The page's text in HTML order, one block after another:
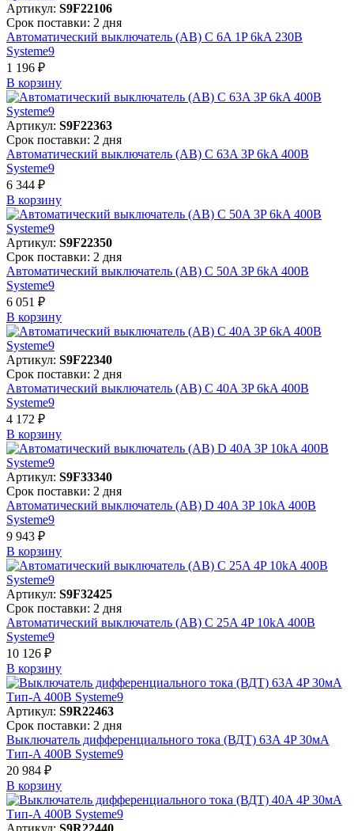
Артикул: S9F22106
Срок поставки: 2 дня
Автоматический выключатель (АВ) C 6A 1P 6kA 230В
Systeme9
1 196 ₽
В корзинy
Артикул: S9F22363
Срок поставки: 2 дня
Автоматический выключатель (АВ) C 63A 3P 6kA 400В
Systeme9
6 344 ₽
В корзинy
Артикул: S9F22350
Срок поставки: 2 дня
Автоматический выключатель (АВ) C 50A 3P 6kA 400В
Systeme9
6 051 ₽
В корзинy
Артикул: S9F22340
Срок поставки: 2 дня
Автоматический выключатель (АВ) C 40A 3P 6kA 400В
Systeme9
4 172 ₽
В корзинy
Артикул: S9F33340
Срок поставки: 2 дня
Автоматический выключатель (АВ) D 40A 3P 10kA 400В
Systeme9
9 943 ₽
В корзинy
Артикул: S9F32425
Срок поставки: 2 дня
Автоматический выключатель (АВ) C 25A 4P 10kA 400В
Systeme9
10 126 ₽
В корзинy
Артикул: S9R22463
Срок поставки: 2 дня
Выключатель дифференциального тока (ВДТ) 63A 4P 30мА
Тип-A 400В Systeme9
20 984 ₽
В корзинy
Артикул: S9R22440